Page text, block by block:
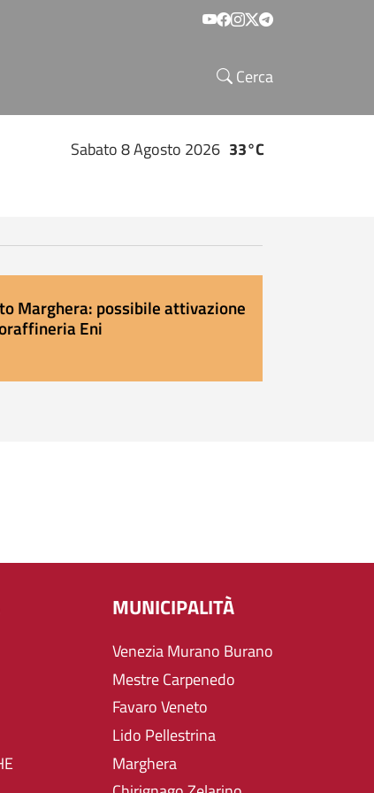
Social menu
Cerca
Sabato 8 Agosto 2026 33°C
Marghera: possibile attivazione
Eni
MUNICIPALITÀ
Venezia Murano Burano
Mestre Carpenedo
Favaro Veneto
Lido Pellestrina
Marghera